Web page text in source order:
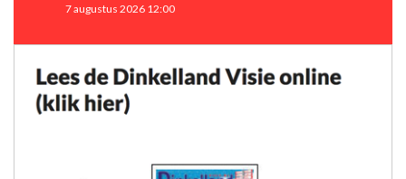
7 augustus 2026 12:00